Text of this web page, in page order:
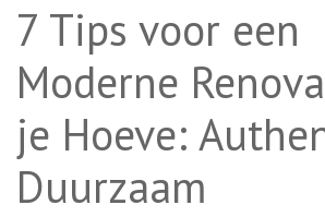
7 Tips voor een
Moderne
je Hoeve:
Duurzaam